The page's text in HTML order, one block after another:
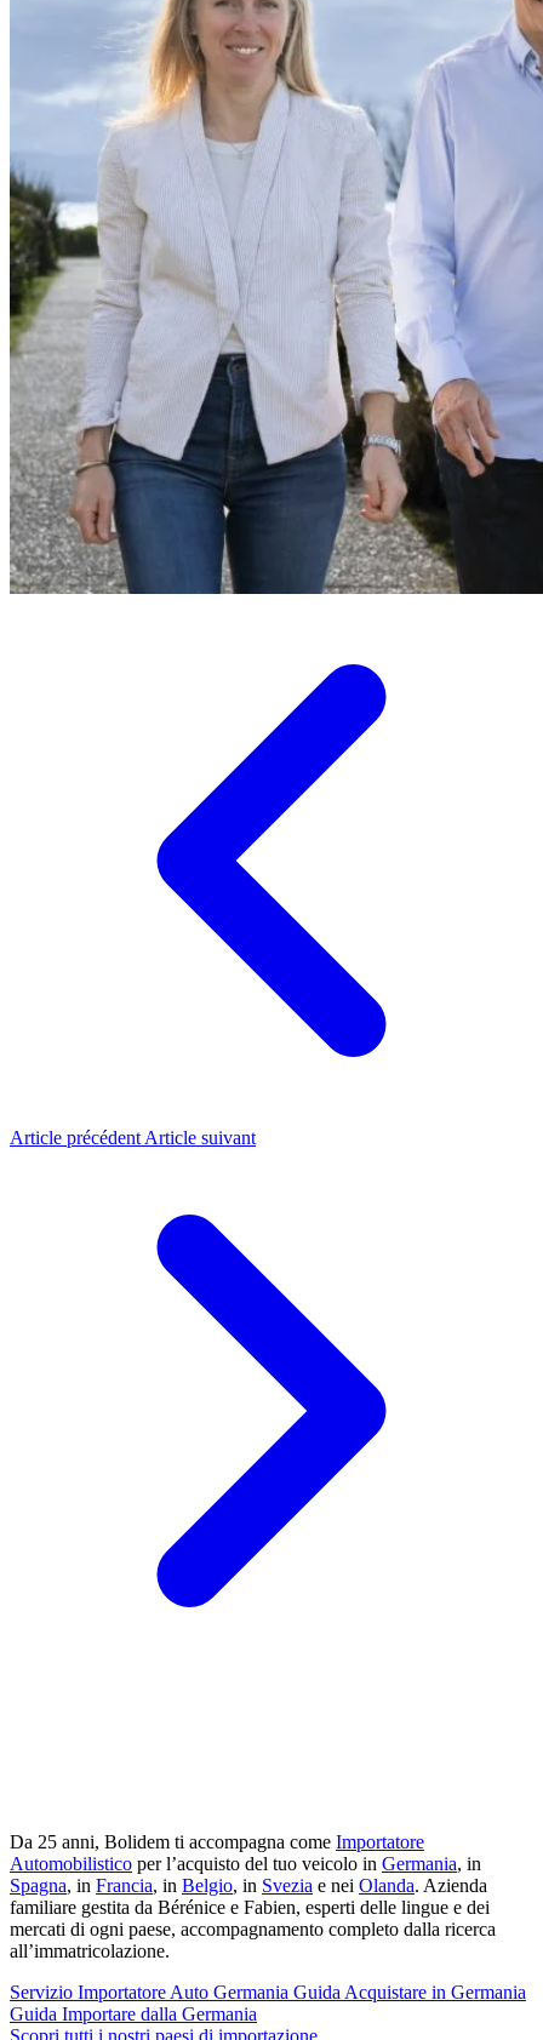
Article précédent Article suivant
Da 25 anni, Bolidem ti accompagna come Importatore
Automobilistico per l’acquisto del tuo veicolo in Germania, in
Spagna, in Francia, in Belgio, in Svezia e nei Olanda. Azienda
familiare gestita da Bérénice e Fabien, esperti delle lingue e dei
mercati di ogni paese, accompagnamento completo dalla ricerca
all’immatricolazione.
Servizio Importatore Auto Germania Guida Acquistare in Germania
Guida Importare dalla Germania
Scopri tutti i nostri paesi di importazione